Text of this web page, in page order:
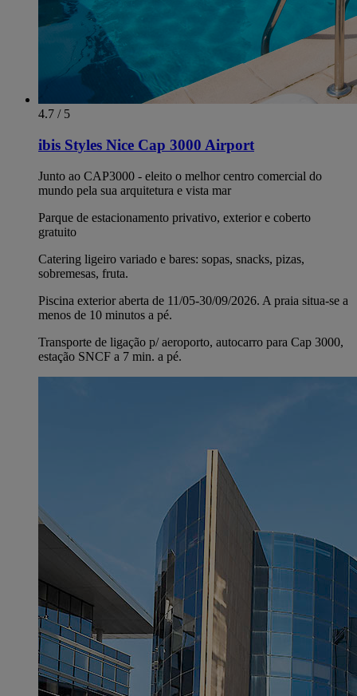
4.7 / 5
ibis Styles Nice Cap 3000 Airport
Junto ao CAP3000 - eleito o melhor centro comercial do
mundo pela sua arquitetura e vista mar
Parque de estacionamento privativo, exterior e coberto
gratuito
Catering ligeiro variado e bares: sopas, snacks, pizas,
sobremesas, fruta.
Piscina exterior aberta de 11/05-30/09/2026. A praia situa-se a
menos de 10 minutos a pé.
Transporte de ligação p/ aeroporto, autocarro para Cap 3000,
estação SNCF a 7 min. a pé.